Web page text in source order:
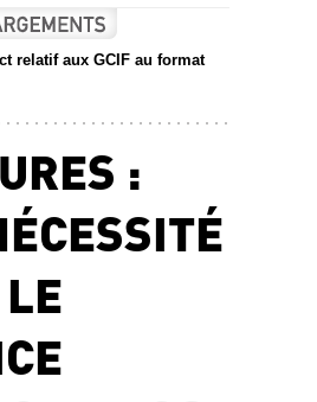
relatif aux GCIF au format
: